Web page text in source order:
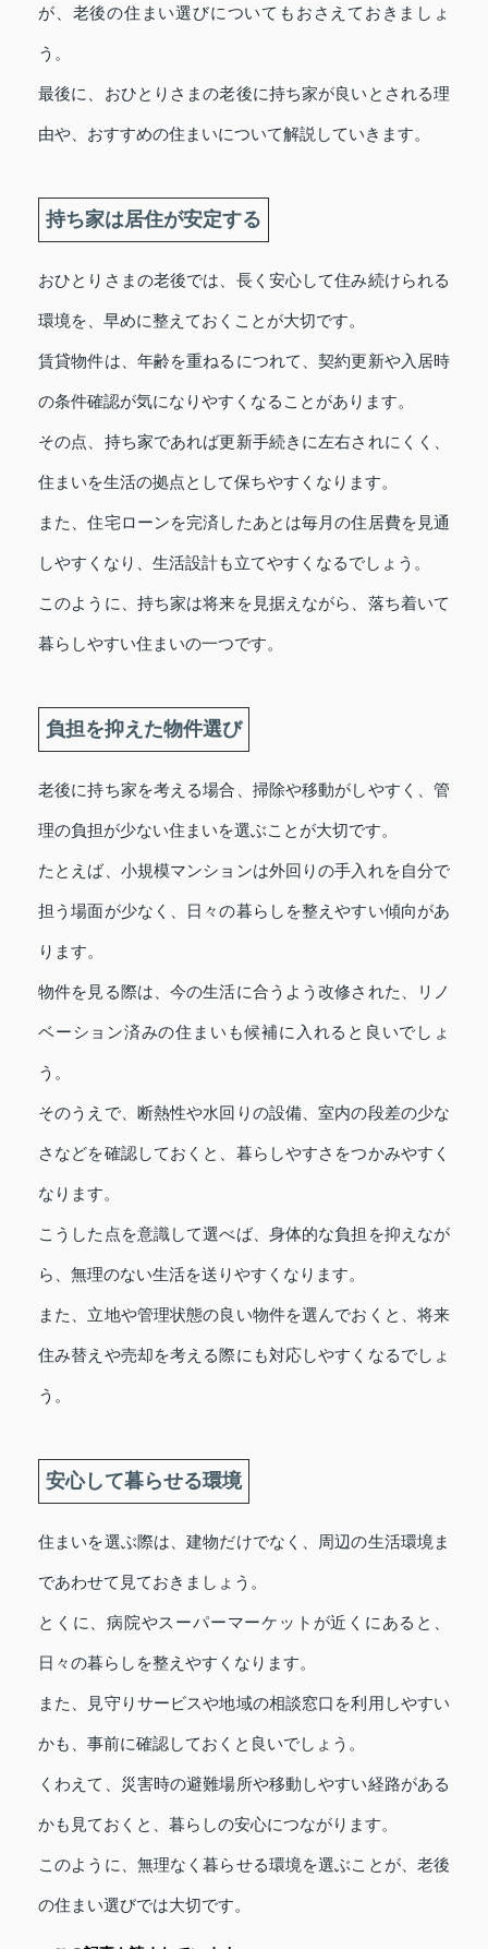
が、老後の住まい選びについてもおさえておきましょ
う。
最後に、おひとりさまの老後に持ち家が良いとされる理
由や、おすすめの住まいについて解説していきます。
持ち家は居住が安定する
おひとりさまの老後では、長く安心して住み続けられる
環境を、早めに整えておくことが大切です。
賃貸物件は、年齢を重ねるにつれて、契約更新や入居時
の条件確認が気になりやすくなることがあります。
その点、持ち家であれば更新手続きに左右されにくく、
住まいを生活の拠点として保ちやすくなります。
また、住宅ローンを完済したあとは毎月の住居費を見通
しやすくなり、生活設計も立てやすくなるでしょう。
このように、持ち家は将来を見据えながら、落ち着いて
暮らしやすい住まいの一つです。
負担を抑えた物件選び
老後に持ち家を考える場合、掃除や移動がしやすく、管
理の負担が少ない住まいを選ぶことが大切です。
たとえば、小規模マンションは外回りの手入れを自分で
担う場面が少なく、日々の暮らしを整えやすい傾向があ
ります。
物件を見る際は、今の生活に合うよう改修された、リノ
ベーション済みの住まいも候補に入れると良いでしょ
う。
そのうえで、断熱性や水回りの設備、室内の段差の少な
さなどを確認しておくと、暮らしやすさをつかみやすく
なります。
こうした点を意識して選べば、身体的な負担を抑えなが
ら、無理のない生活を送りやすくなります。
また、立地や管理状態の良い物件を選んでおくと、将来
住み替えや売却を考える際にも対応しやすくなるでしょ
う。
安心して暮らせる環境
住まいを選ぶ際は、建物だけでなく、周辺の生活環境ま
であわせて見ておきましょう。
とくに、病院やスーパーマーケットが近くにあると、
日々の暮らしを整えやすくなります。
また、見守りサービスや地域の相談窓口を利用しやすい
かも、事前に確認しておくと良いでしょう。
くわえて、災害時の避難場所や移動しやすい経路がある
かも見ておくと、暮らしの安心につながります。
このように、無理なく暮らせる環境を選ぶことが、老後
の住まい選びでは大切です。